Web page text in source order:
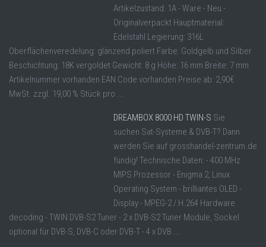
Artikelzustand: 1A - Ware - Neu -
Originalverpackt Hauptmaterial:
Edelstahl Legierung: 316L
Oberflächenveredelung: glänzend poliert Farbe: Goldgelb und Silber
Beschichtung: 18K vergoldet Gewicht: 8 g Höhe: 16 mm Breite: 7 mm
Artikelnummer vorhanden EAN Code vorhanden Preise ab: 2,90€
MwSt. zzgl. 19,00 % Stück pro ...
DREAMBOX 8000 HD TWIN-S Sie
suchen Sat-Systeme & DVB-T? Dann
werden Sie auf grosshandel-zentrum.de
fündig! Technische Daten: - 400 MHz
MIPS Prozessor - Enigma 2, Linux
Operating System - brilliantes OLED -
Display - MPEG-2 / H.264 Hardware
decoding - TWIN DVB-S2 Tuner - 2 x DVB-S2 Tuner Module, Sockel
optional für DVB-S, DVB-C oder DVB-T - 4 x DVB ...